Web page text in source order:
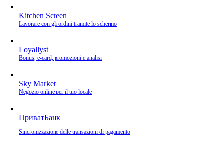
Kitchen Screen
Lavorare con gli ordini tramite lo schermo
Loyallyst
Bonus, e‑card, promozioni e analisi
Sky Market
Negozio online per il tuo locale
ПриватБанк
Sincronizzazione delle transazioni di pagamento